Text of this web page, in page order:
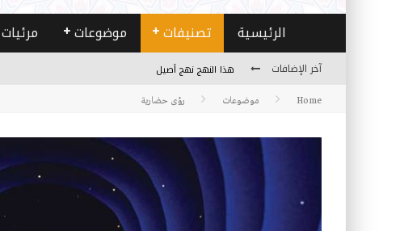
الرئيسية تصنيفات موضوعات مرئيات
آخر الإضافات
الخدمة ..من فقه الأزمة إلى فقه العمل
مصادر العلم وسببه
النـزعة التجديدية عند الأستاذ فتح الله كولن
مدارس كولن: التعليم بوصفه مشروعًا لبناء الإنسان والمجتمع
هذا النهج نهج أصيل
Home موضوعات رؤى حضارية